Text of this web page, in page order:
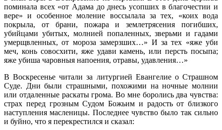
поминала всех «от Адама до днесь усопших в благочестии и
вере» и особенное моление воссылала за тех, «коих вода
покрыла, от брани, пожара и землетрясения погибших,
убийцами убитых, молнией попаленных, зверьми и гадами
умерщвленных, от мороза замерзших…» И за тех «яже уби
меч, конь совосхити, яже удави камень, или персть посыпа;
яже убиша чаровныя напоения, отравы, удавления…»
В Воскресенье читали за литургией Евангелие о Страшном
Суде. Дни были страшными, похожими на ночные молнии
или отдаленные раскаты грома. Во мне боролись два чувства:
страх перед грозным Судом Божьим и радость от близкого
наступления масленицы. Последнее чувство было так сильно
и буйно, что я перекрестился и сказал: